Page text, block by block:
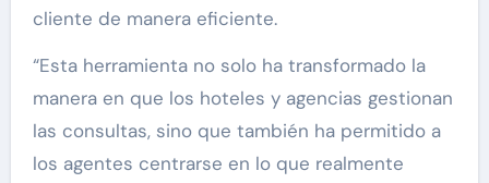
cliente de manera eficiente.
“Esta herramienta no solo ha transformado la
manera en que los hoteles y agencias gestionan
las consultas, sino que también ha permitido a
los agentes centrarse en lo que realmente